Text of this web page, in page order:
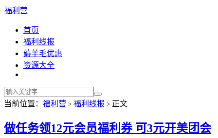
福利营
首页
福利线报
薅羊毛优惠
资源大全
当前位置： 福利营 > 福利线报 > 正文
做任务领12元会员福利券 可3元开美团会